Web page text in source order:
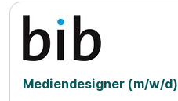
Mediendesigner (m/w/d)